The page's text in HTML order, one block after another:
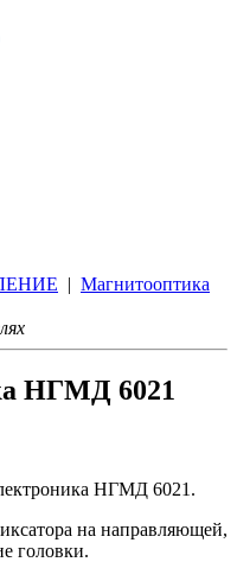
| Магнитооптика
НГМД 6021
НГМД 6021.
на направляющей,
головки.